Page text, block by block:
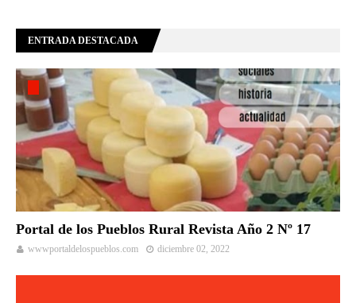
ENTRADA DESTACADA
Portal de los Pueblos Rural Revista Año 2 Nº 17
wwwportaldelospueblos.com diciembre 02, 2022